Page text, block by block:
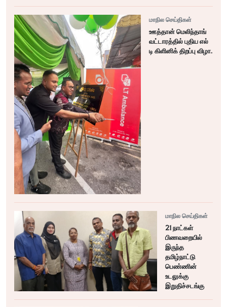
மாநில செய்திகள்
ஊத்தான் மெலிந்தாங்
வட்டாரத்தில் புதிய எல்
டி கிளினிக் திறப்பு விழா.
மாநில செய்திகள்
21 நாட்கள்
பிணவறையில்
இருந்த
தமிழ்நாட்டு
பெண்ணின்
உடலுக்கு
இறுதிச்சடங்கு